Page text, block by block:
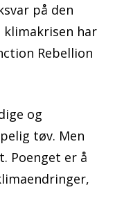
på den
klimakrisen har
Rebellion
og
tøv. Men
Poenget er å